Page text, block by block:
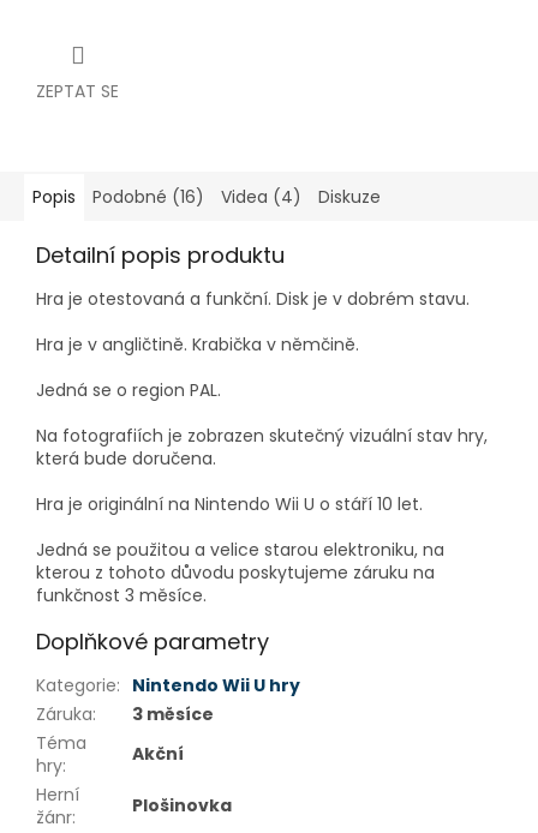
ZEPTAT SE
Popis Podobné (16) Videa (4) Diskuze
Detailní popis produktu
Hra je otestovaná a funkční. Disk je v dobrém stavu.
Hra je v angličtině. Krabička v němčině.
Jedná se o region PAL.
Na fotografiích je zobrazen skutečný vizuální stav hry,
která bude doručena.
Hra je originální na Nintendo Wii U o stáří 10 let.
Jedná se použitou a velice starou elektroniku, na
kterou z tohoto důvodu poskytujeme záruku na
funkčnost 3 měsíce.
Doplňkové parametry
Kategorie: Nintendo Wii U hry
Záruka:
3 měsíce
Téma
hry:
Akční
Herní
žánr:
Plošinovka